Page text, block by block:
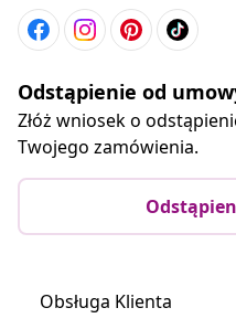
Odstąpienie od
Złóż wniosek o
Twojego zamówienia.
Obsługa Klienta